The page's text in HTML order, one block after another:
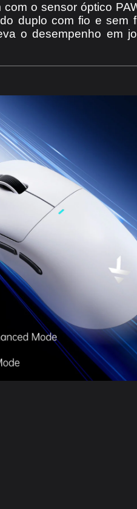
o sensor óptico
duplo com fio e sem
o desempenho em